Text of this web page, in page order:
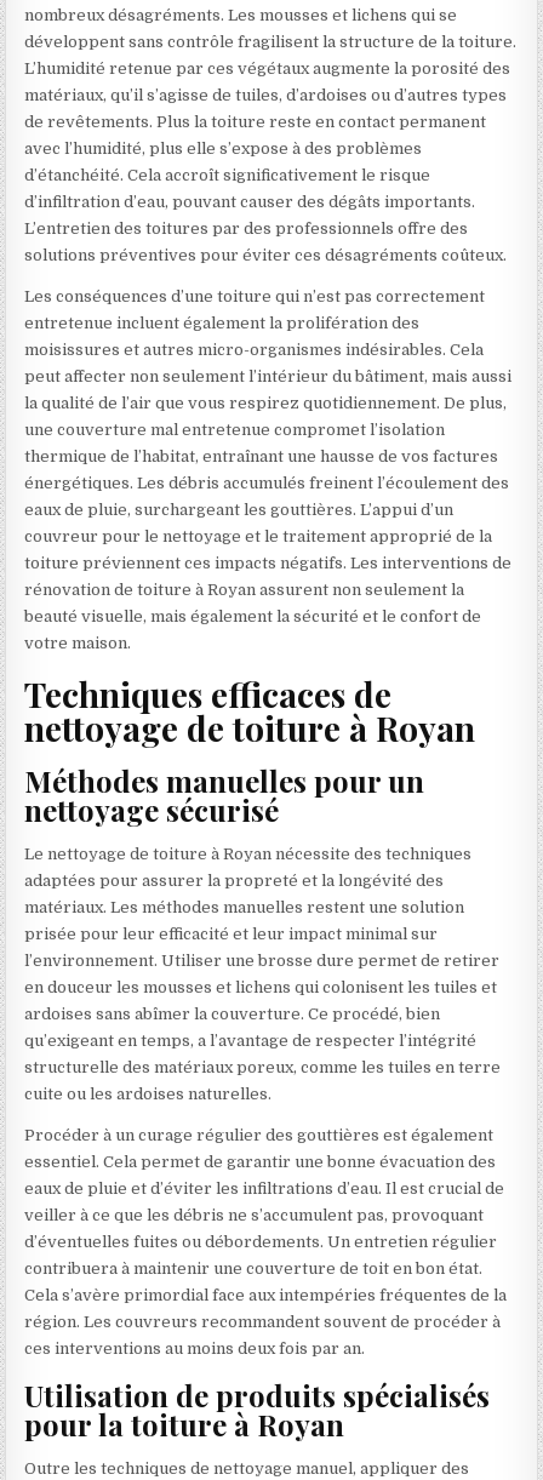
nombreux désagréments. Les mousses et lichens qui se
développent sans contrôle fragilisent la structure de la toiture.
L’humidité retenue par ces végétaux augmente la porosité des
matériaux, qu’il s’agisse de tuiles, d’ardoises ou d’autres types
de revêtements. Plus la toiture reste en contact permanent
avec l’humidité, plus elle s’expose à des problèmes
d’étanchéité. Cela accroît significativement le risque
d’infiltration d’eau, pouvant causer des dégâts importants.
L’entretien des toitures par des professionnels offre des
solutions préventives pour éviter ces désagréments coûteux.
Les conséquences d’une toiture qui n’est pas correctement
entretenue incluent également la prolifération des
moisissures et autres micro-organismes indésirables. Cela
peut affecter non seulement l’intérieur du bâtiment, mais aussi
la qualité de l’air que vous respirez quotidiennement. De plus,
une couverture mal entretenue compromet l’isolation
thermique de l’habitat, entraînant une hausse de vos factures
énergétiques. Les débris accumulés freinent l’écoulement des
eaux de pluie, surchargeant les gouttières. L’appui d’un
couvreur pour le nettoyage et le traitement approprié de la
toiture préviennent ces impacts négatifs. Les interventions de
rénovation de toiture à Royan assurent non seulement la
beauté visuelle, mais également la sécurité et le confort de
votre maison.
Techniques efficaces de
nettoyage de toiture à Royan
Méthodes manuelles pour un
nettoyage sécurisé
Le nettoyage de toiture à Royan nécessite des techniques
adaptées pour assurer la propreté et la longévité des
matériaux. Les méthodes manuelles restent une solution
prisée pour leur efficacité et leur impact minimal sur
l’environnement. Utiliser une brosse dure permet de retirer
en douceur les mousses et lichens qui colonisent les tuiles et
ardoises sans abîmer la couverture. Ce procédé, bien
qu’exigeant en temps, a l’avantage de respecter l’intégrité
structurelle des matériaux poreux, comme les tuiles en terre
cuite ou les ardoises naturelles.
Procéder à un curage régulier des gouttières est également
essentiel. Cela permet de garantir une bonne évacuation des
eaux de pluie et d’éviter les infiltrations d’eau. Il est crucial de
veiller à ce que les débris ne s’accumulent pas, provoquant
d’éventuelles fuites ou débordements. Un entretien régulier
contribuera à maintenir une couverture de toit en bon état.
Cela s’avère primordial face aux intempéries fréquentes de la
région. Les couvreurs recommandent souvent de procéder à
ces interventions au moins deux fois par an.
Utilisation de produits spécialisés
pour la toiture à Royan
Outre les techniques de nettoyage manuel, appliquer des